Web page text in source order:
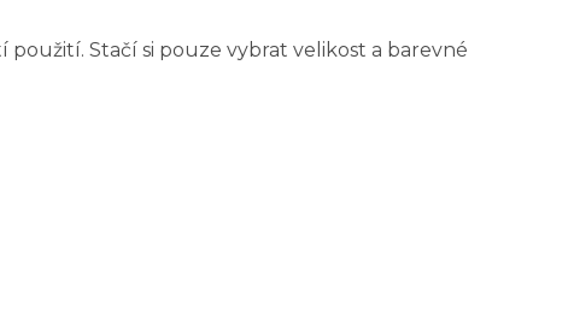
použití. Stačí si pouze vybrat velikost a barevné